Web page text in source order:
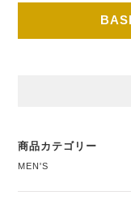
商品カテゴリー
MEN'S